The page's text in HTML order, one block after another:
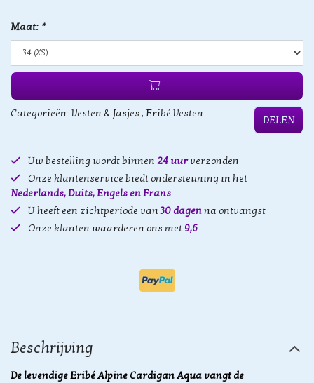
Maat: *
Categorieën: Vesten & Jasjes, Eribé Vesten
DELEN
Uw bestelling wordt binnen 24 uurverzonden
Onze klantenservice biedt ondersteuning in het
Nederlands, Duits, Engels en Frans
U heeft een zichtperiode van30 dagenna ontvangst
Onze klanten waarderen ons met 9,6
Beschrijving
De levendige Eribé Alpine Cardigan Aqua vangt de